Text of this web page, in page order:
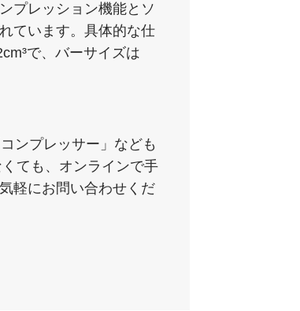
プレッション機能とソ
ています。具体的な仕
で、バーサイズは
ンプレッサー」なども
ても、オンラインで手
軽にお問い合わせくだ